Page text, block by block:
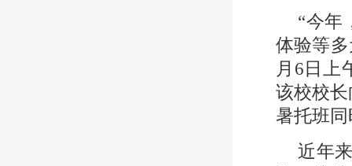
“今年
体验等
月6日上
该校校
暑托班
近年